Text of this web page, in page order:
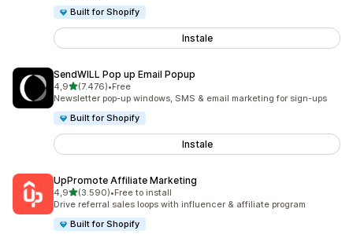
Built for Shopify
Instale
SendWILL Pop up Email Popup
4,9de 5 estrelas
(7.476)
7476 total de avaliações
•Free
Newsletter pop-up windows, SMS & email marketing for sign-ups
Built for Shopify
Instale
UpPromote Affiliate Marketing
4,9de 5 estrelas
(3.590)
3590 total de avaliações
•Free to install
Drive referral sales loops with influencer & affiliate program
Built for Shopify